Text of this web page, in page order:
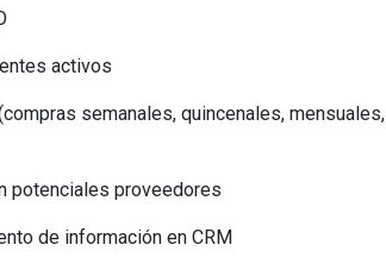
activos
semanales, quincenales, mensuales,
potenciales proveedores
de información en CRM